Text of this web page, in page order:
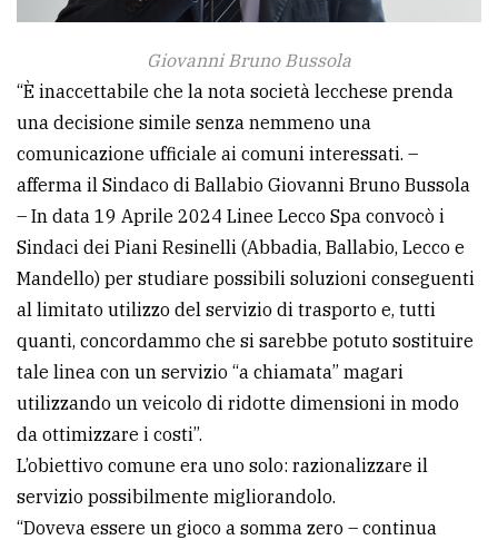
PRIVACY
Privacy
policy
Cookie
policy
Giovanni Bruno Bussola
“È inaccettabile che la nota società lecchese prenda
una decisione simile senza nemmeno una
comunicazione ufficiale ai comuni interessati. –
afferma il Sindaco di Ballabio Giovanni Bruno Bussola
– In data 19 Aprile 2024 Linee Lecco Spa convocò i
Sindaci dei Piani Resinelli (Abbadia, Ballabio, Lecco e
Mandello) per studiare possibili soluzioni conseguenti
al limitato utilizzo del servizio di trasporto e, tutti
quanti, concordammo che si sarebbe potuto sostituire
tale linea con un servizio “a chiamata” magari
utilizzando un veicolo di ridotte dimensioni in modo
da ottimizzare i costi”.
L’obiettivo comune era uno solo: razionalizzare il
servizio possibilmente migliorandolo.
“Doveva essere un gioco a somma zero – continua